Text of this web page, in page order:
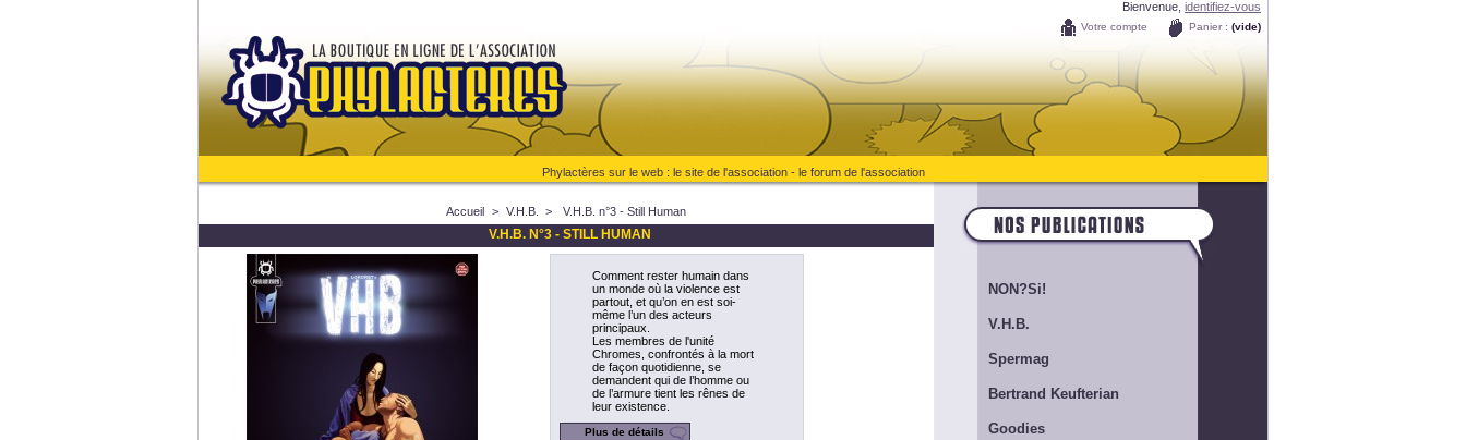
Bienvenue, identifiez-vous
Panier : (vide)
Votre compte
Phylactères sur le web : le site de l'association- le forum de l'association
Accueil > V.H.B. > V.H.B. n°3 - Still Human
V.H.B. N°3 - STILL HUMAN
Comment rester humain dans
un monde où la violence est
partout, et qu’on en est soi-
même l’un des acteurs
principaux.
Les membres de l'unité
Chromes, confrontés à la mort
de façon quotidienne, se
demandent qui de l’homme ou
de l’armure tient les rênes de
leur existence.
Plus de détails
NON?Si!
V.H.B.
Spermag
Bertrand Keufterian
Goodies